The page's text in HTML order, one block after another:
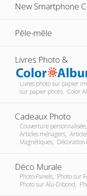
New Smartphone
Pêle-mêle
Livres Photo &
Livres photo sur papier
sur papier photo, Color
Cadeaux Photo
Couverture
Articles ménagers,
Magnétiques, Décoration
Déco Murale
Photo Panels, Photo sur
Photo sur Alu-Dibond,